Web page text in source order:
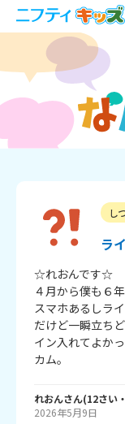
し
ラ
☆れおんです☆
４月から僕も６年
スマホあるしラ
だけど一瞬立ち
イン入れてよか
カム。
れおんさん(12さい・
2026年5月9日